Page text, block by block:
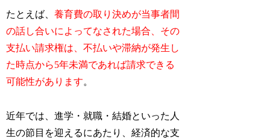
たとえば、養育費の取り決めが当事者間
の話し合いによってなされた場合、その
支払い請求権は、不払いや滞納が発生し
た時点から5年未満であれば請求できる
可能性があります。
近年では、進学・就職・結婚といった人
生の節目を迎えるにあたり、経済的な支